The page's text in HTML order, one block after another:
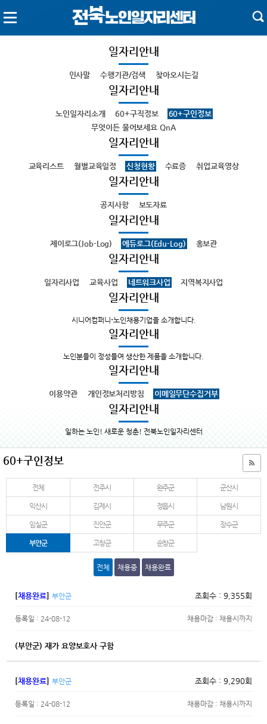
일자리안내
인사말 수행기관/검색 찾아오시는길
일자리안내
노인일자리소개 60+구직정보
60+구인정보
무엇이든 물어보세요 QnA
일자리안내
교육리스트 월별교육일정 신청현황 수료증 취업교육영상
일자리안내
공지사항 보도자료
일자리안내
제이로그(Job-Log) 에듀로그(Edu-Log) 홍보관
일자리안내
일자리사업 교육사업 네트워크사업 지역복지사업
일자리안내
시니어컴퍼니-노인채용기업을 소개합니다.
일자리안내
노인분들이 정성들여 생산한 제품을 소개합니다.
일자리안내
이용약관 개인정보처리방침 이메일무단수집거부
일자리안내
일하는 노인! 새로운 청춘! 전북노인일자리센터
60+구인정보
전체 전주시 완주군 군산시
익산시 김제시 정읍시 남원시
임실군 진안군 무주군 장수군
부안군 고창군 순창군
전체 채용중 채용완료
[채용완료] 부안군 조회수 : 9,355회
등록일 : 24-08-12 채용마감 : 채용시까지
(부안군) 재가 요양보호사 구함
[채용완료] 부안군 조회수 : 9,290회
등록일 : 24-08-12 채용마감 : 채용시까지